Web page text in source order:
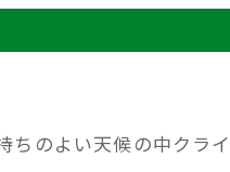
ちのよい天候の中クラ